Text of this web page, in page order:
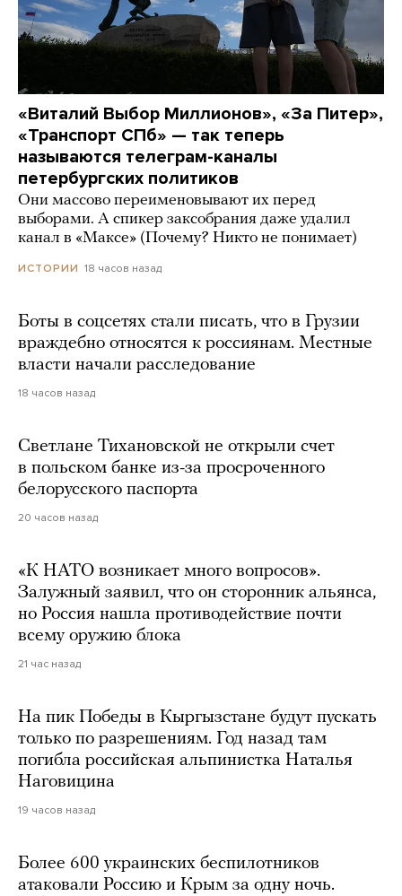
«Виталий Выбор Миллионов», «За Питер»,
«Транспорт СПб» — так теперь
называются телеграм-каналы
петербургских политиков
Они массово переименовывают их перед
выборами. А спикер заксобрания даже удалил
канал в «Максе» (Почему? Никто не понимает)
ИСТОРИИ 18 часов назад
Боты в соцсетях стали писать, что в Грузии
враждебно относятся к россиянам. Местные
власти начали расследование
18 часов назад
Светлане Тихановской не открыли счет
в польском банке из-за просроченного
белорусского паспорта
20 часов назад
«К НАТО возникает много вопросов».
Залужный заявил, что он сторонник альянса,
но Россия нашла противодействие почти
всему оружию блока
21 час назад
На пик Победы в Кыргызстане будут пускать
только по разрешениям. Год назад там
погибла российская альпинистка Наталья
Наговицина
19 часов назад
Более 600 украинских беспилотников
атаковали Россию и Крым за одну ночь.